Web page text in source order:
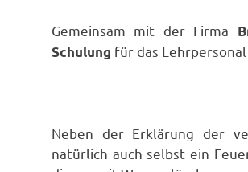
Gemeinsam mit der Firma
Schulung für das
Neben der Erklärung der
natürlich auch selbst ein